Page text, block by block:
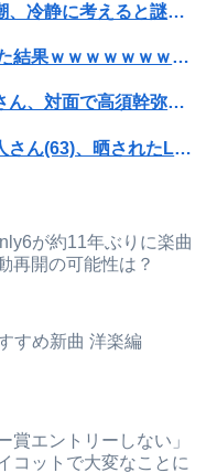
www
！
が賛成・・・・
【画像】ホロライブ、再生数がえげつないほど落ちてしまう……にじさんじは上がってるのに何故？
整形してはいけないみたいな風潮、冷静に考えると謎だよな
【驚愕】風俗で3Pにハマりすぎた結果ｗｗｗｗｗｗｗｗｗｗwwww
【悲報】ショートスリーパー堀さん、対面で高須幹弥にブチギレるｗｗｗｗ
パパ活不倫を暴露された大物芸人さん(63)、晒されたLINEが面白すぎるｗｗｗｗｗｗｗｗｗ(画像ｱﾘ)
【速報】熊本イオンモール、爆発の原因は『これ』の可能性
【悲報】全身改造に1750万掛けた港区女子、緊急入院でNHK報道局との合コンをキャンセル
が約11年ぶりに楽曲
再開の可能性は？
すめ新曲 洋楽編
賞エントリーしない」
コットで大変なことに